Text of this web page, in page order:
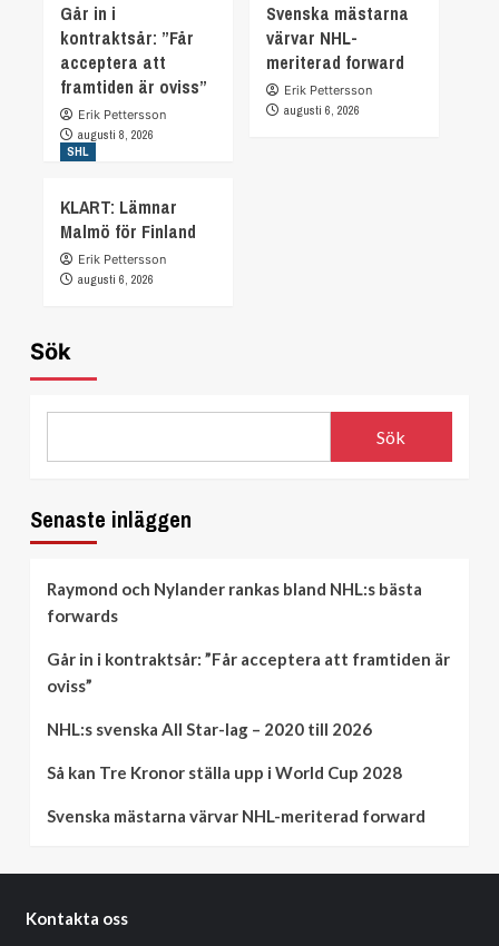
Går in i
kontraktsår: ”Får
acceptera att
framtiden är oviss”
Erik Pettersson
augusti 8, 2026
Svenska mästarna
värvar NHL-
meriterad forward
Erik Pettersson
augusti 6, 2026
SHL
KLART: Lämnar
Malmö för Finland
Erik Pettersson
augusti 6, 2026
Sök
Sök
Senaste inläggen
Raymond och Nylander rankas bland NHL:s bästa
forwards
Går in i kontraktsår: ”Får acceptera att framtiden är
oviss”
NHL:s svenska All Star-lag – 2020 till 2026
Så kan Tre Kronor ställa upp i World Cup 2028
Svenska mästarna värvar NHL-meriterad forward
Kontakta oss